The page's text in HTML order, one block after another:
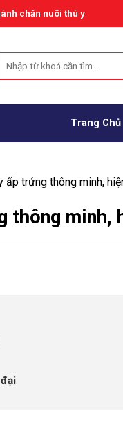
chăn nuôi thú y
kiếm:
Trang Chủ
ấp trứng thông minh,
thông minh,